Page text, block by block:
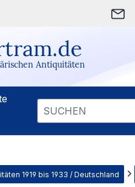
Antiquitäten
1919 bis 1933 / Deutschland